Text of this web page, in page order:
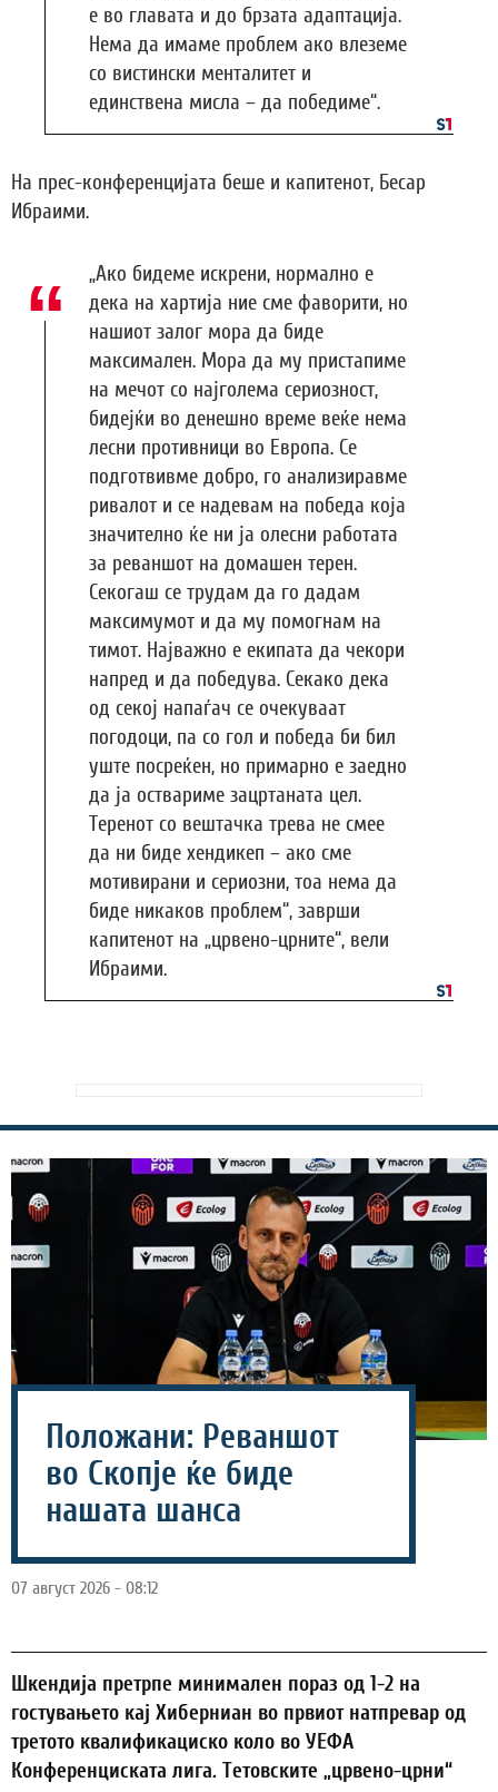
е во главата и до брзата адаптација.
Нема да имаме проблем ако влеземе
со вистински менталитет и
единствена мисла – да победиме“.
На прес-конференцијата беше и капитенот, Бесар
Ибраими.
„Ако бидеме искрени, нормално е
дека на хартија ние сме фаворити, но
нашиот залог мора да биде
максимален. Мора да му пристапиме
на мечот со најголема сериозност,
бидејќи во денешно време веќе нема
лесни противници во Европа. Се
подготвивме добро, го анализиравме
ривалот и се надевам на победа која
значително ќе ни ја олесни работата
за реваншот на домашен терен.
Секогаш се трудам да го дадам
максимумот и да му помогнам на
тимот. Најважно е екипата да чекори
напред и да победува. Секако дека
од секој напаѓач се очекуваат
погодоци, па со гол и победа би бил
уште посреќен, но примарно е заедно
да ја оствариме зацртаната цел.
Теренот со вештачка трева не смее
да ни биде хендикеп – ако сме
мотивирани и сериозни, тоа нема да
биде никаков проблем“, заврши
капитенот на „црвено-црните“, вели
Ибраими.
Положани: Реваншот
во Скопје ќе биде
нашата шанса
07 август 2026 - 08:12
Шкендија претрпе минимален пораз од 1-2 на
гостувањето кај Хиберниан во првиот натпревар од
третото квалификациско коло во УЕФА
Конференциската лига. Тетовските „црвено-црни“